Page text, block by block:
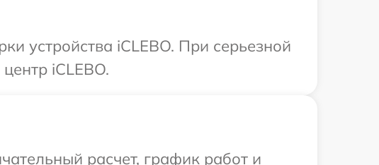
устройства iCLEBO. При серьезной
iCLEBO.
расчет, график работ и